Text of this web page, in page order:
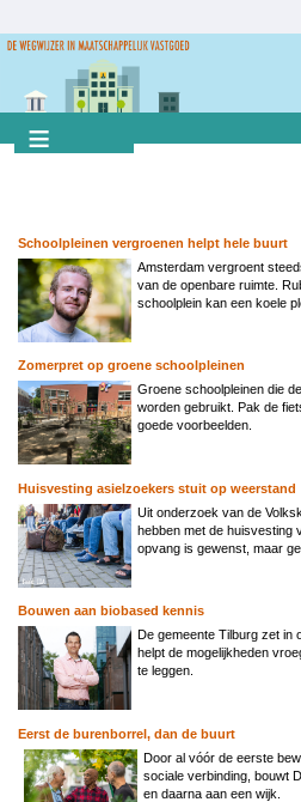
naar
gaan
Schoolpleinen vergroenen helpt hele buurt
Amsterdam vergroent
van de openbare ruimte.
schoolplein kan een koele
Zomerpret op groene schoolpleinen
Groene schoolpleinen die
worden gebruikt. Pak de
goede voorbeelden.
Huisvesting asielzoekers stuit op weerstand
Uit onderzoek van de
hebben met de huisvesting
opvang is gewenst, maar
Bouwen aan biobased kennis
De gemeente Tilburg zet in
helpt de mogelijkheden
te leggen.
Eerst de burenborrel, dan de buurt
Door al vóór de eerste
sociale verbinding, bouwt
en daarna aan een wijk.